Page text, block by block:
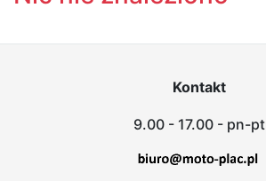
Kontakt
9.00 - 17.00 - pn-pt